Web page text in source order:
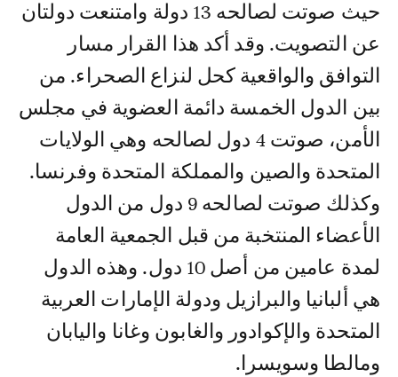
حيث صوتت لصالحه 13 دولة وامتنعت دولتان
عن التصويت. وقد أكد هذا القرار مسار
التوافق والواقعية كحل لنزاع الصحراء. من
بين الدول الخمسة دائمة العضوية في مجلس
الأمن، صوتت 4 دول لصالحه وهي الولايات
المتحدة والصين والمملكة المتحدة وفرنسا.
وكذلك صوتت لصالحه 9 دول من الدول
الأعضاء المنتخبة من قبل الجمعية العامة
لمدة عامين من أصل 10 دول. وهذه الدول
هي ألبانيا والبرازيل ودولة الإمارات العربية
المتحدة والإكوادور والغابون وغانا واليابان
ومالطا وسويسرا.